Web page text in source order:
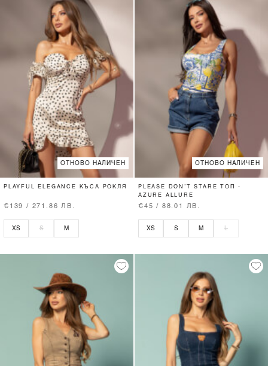
ОТНОВО НАЛИЧЕН
PLAYFUL ELEGANCE КЪСА РОКЛЯ
€139 / 271.86 ЛВ.
XS S M
ОТНОВО НАЛИЧЕН
PLEASE DON’T STARE ТОП -
AZURE ALLURE
€45 / 88.01 ЛВ.
XS S M L